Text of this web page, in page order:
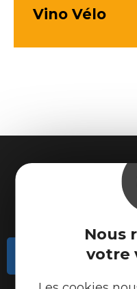
Nous
votre
Vino Vélo
Contactez-nous